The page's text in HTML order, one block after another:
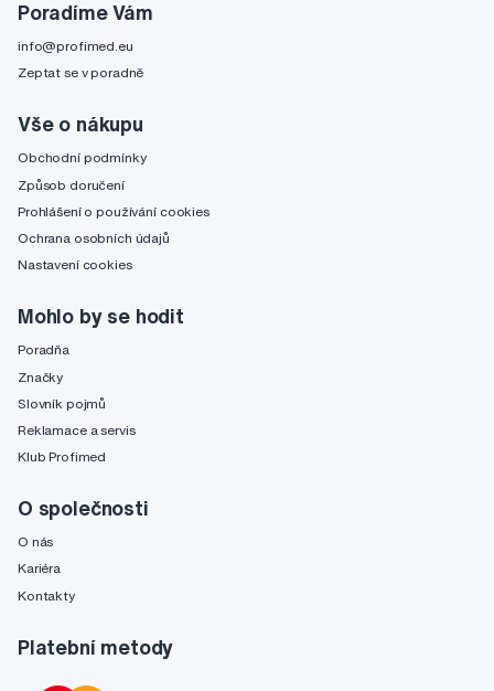
Poradíme Vám
info@profimed.eu
Zeptat se v poradně
Vše o nákupu
Obchodní podmínky
Způsob doručení
Prohlášení o používání cookies
Ochrana osobních údajů
Nastavení cookies
Mohlo by se hodit
Poradňa
Značky
Slovník pojmů
Reklamace a servis
Klub Profimed
O společnosti
O nás
Kariéra
Kontakty
Platební metody